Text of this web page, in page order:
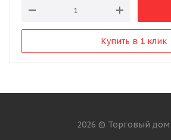
Купить в 1 клик
2026 © Торговый